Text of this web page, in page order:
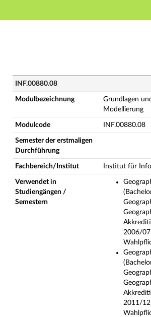
Hauptnavigation
INF.00880.08 - Grundlagen und
INF.00880.08
Modulbezeichnung
Grundlagen
Modellierung
Modulcode INF.00880.08
Semester der erstmaligen
Durchführung
Fachbereich/Institut Institut für
Verwendet in
Studiengängen /
Semestern
2006/07
2011/12